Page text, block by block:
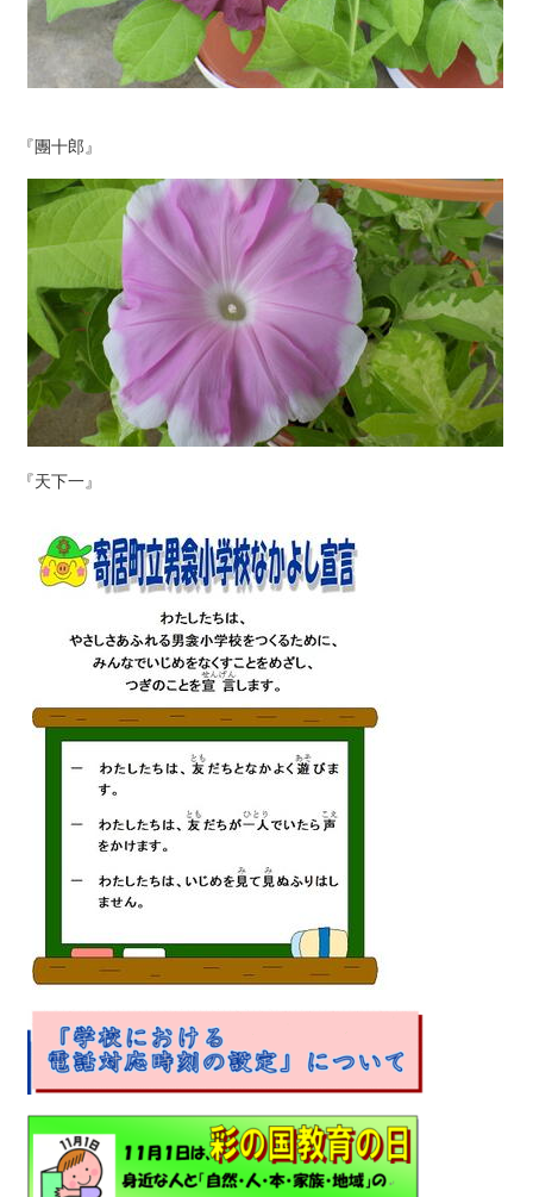
『團十郎』
『天下一』